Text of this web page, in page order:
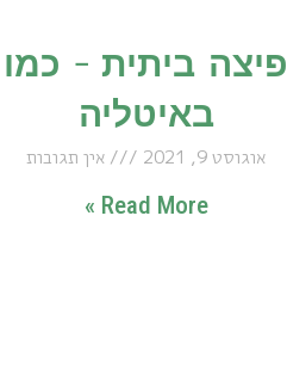
פיצה ביתית – כמו
באיטליה
אוגוסט 9, 2021 אין תגובות
Read More »